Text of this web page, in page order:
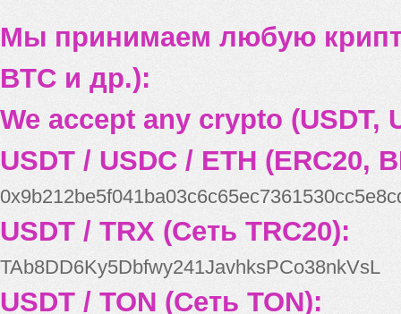
Мы принимаем любую
BTC и др.):
We accept any crypto (USDT,
USDT / USDC / ETH (ERC20,
USDT / TRX (Сеть TRC20):
TAb8DD6Ky5Dbfwy241JavhksPCo38nkVsL
USDT / TON (Сеть TON):